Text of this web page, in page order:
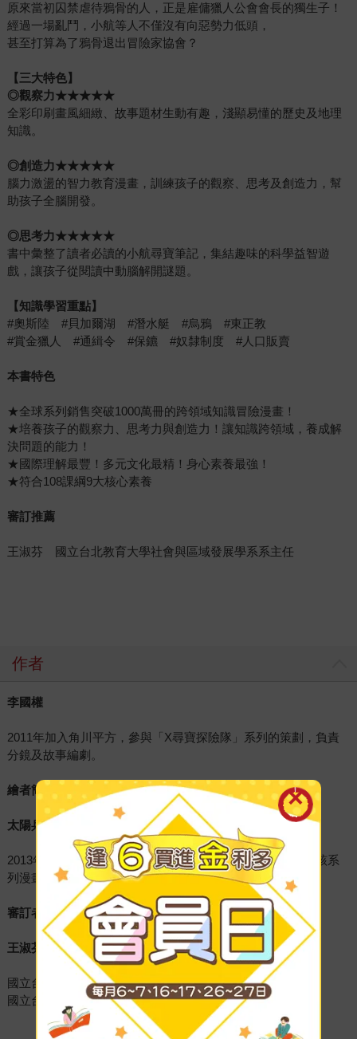
原來當初囚禁虐待鴉骨的人，正是雇傭獵人公會會長的獨生子！
經過一場亂鬥，小航等人不僅沒有向惡勢力低頭，
甚至打算為了鴉骨退出冒險家協會？
【三大特色】
◎觀察力★★★★★
全彩印刷畫風細緻、故事題材生動有趣，淺顯易懂的歷史及地理
知識。
◎創造力★★★★★
腦力激盪的智力教育漫畫，訓練孩子的觀察、思考及創造力，幫
助孩子全腦開發。
◎思考力★★★★★
書中彙整了讀者必讀的小航尋寶筆記，集結趣味的科學益智遊
戲，讓孩子從閱讀中動腦解開謎題。
【知識學習重點】
#奧斯陸 #貝加爾湖 #潛水艇 #烏鴉 #東正教
#賞金獵人 #通緝令 #保鑣 #奴隸制度 #人口販賣
本書特色
★全球系列銷售突破1000萬冊的跨領域知識冒險漫畫！
★培養孩子的觀察力、思考力與創造力！讓知識跨領域，養成解
決問題的能力！
★國際理解最豐！多元文化最精！身心素養最強！
★符合108課綱9大核心素養
審訂推薦
王淑芬 國立台北教育大學社會與區域發展學系系主任
作者
李國權
2011年加入角川平方，參與「X尋寶探險隊」系列的策劃，負責
分鏡及故事編劇。
繪者簡介
太陽兵團
2013年因「X尋寶探險隊」系列而組成的漫畫工作室，負責該系
列漫畫的草稿、下墨、人物造型、背景、插圖等工作。
審訂者簡介
王淑芬
國立台灣師範大學歷史系博士
國立台北教育大學社會與區域發展學系 系主任